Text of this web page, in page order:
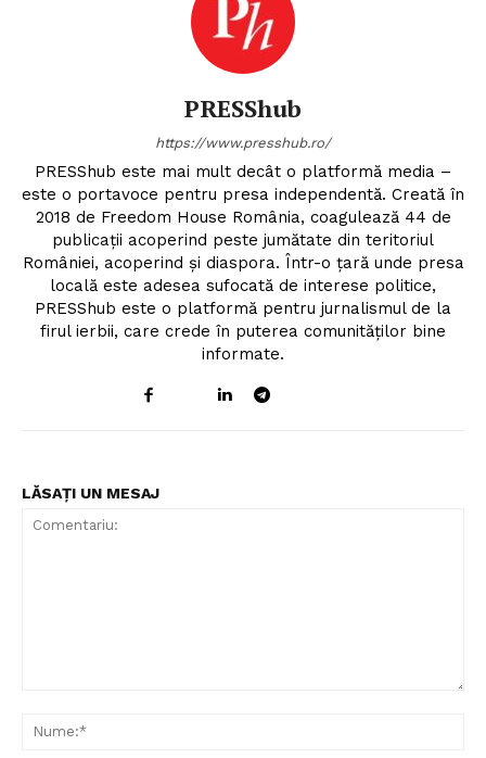
PRESShub
https://www.presshub.ro/
PRESShub este mai mult decât o platformă media –
este o portavoce pentru presa independentă. Creată în
2018 de Freedom House România, coagulează 44 de
publicații acoperind peste jumătate din teritoriul
României, acoperind și diaspora. Într-o țară unde presa
locală este adesea sufocată de interese politice,
PRESShub este o platformă pentru jurnalismul de la
firul ierbii, care crede în puterea comunităților bine
informate.
LĂSAȚI UN MESAJ